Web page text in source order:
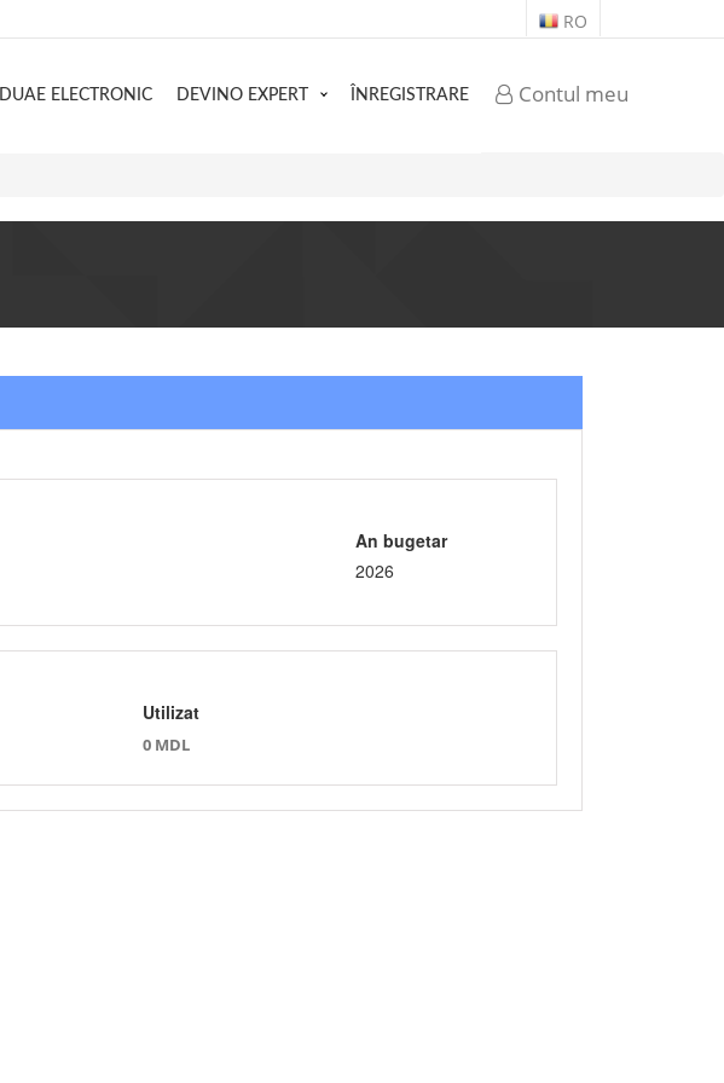
RO
Contul meu
DUAE ELECTRONIC DEVINO EXPERT ÎNREGISTRARE
An bugetar
2026
Utilizat
0 MDL